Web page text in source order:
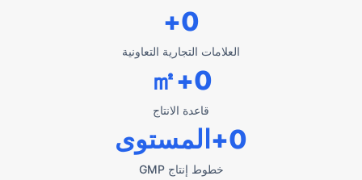
العلامات التجارية التعاونية
0
+
قاعدة الانتاج
0
+㎡
خطوط إنتاج GMP
0+المستوى